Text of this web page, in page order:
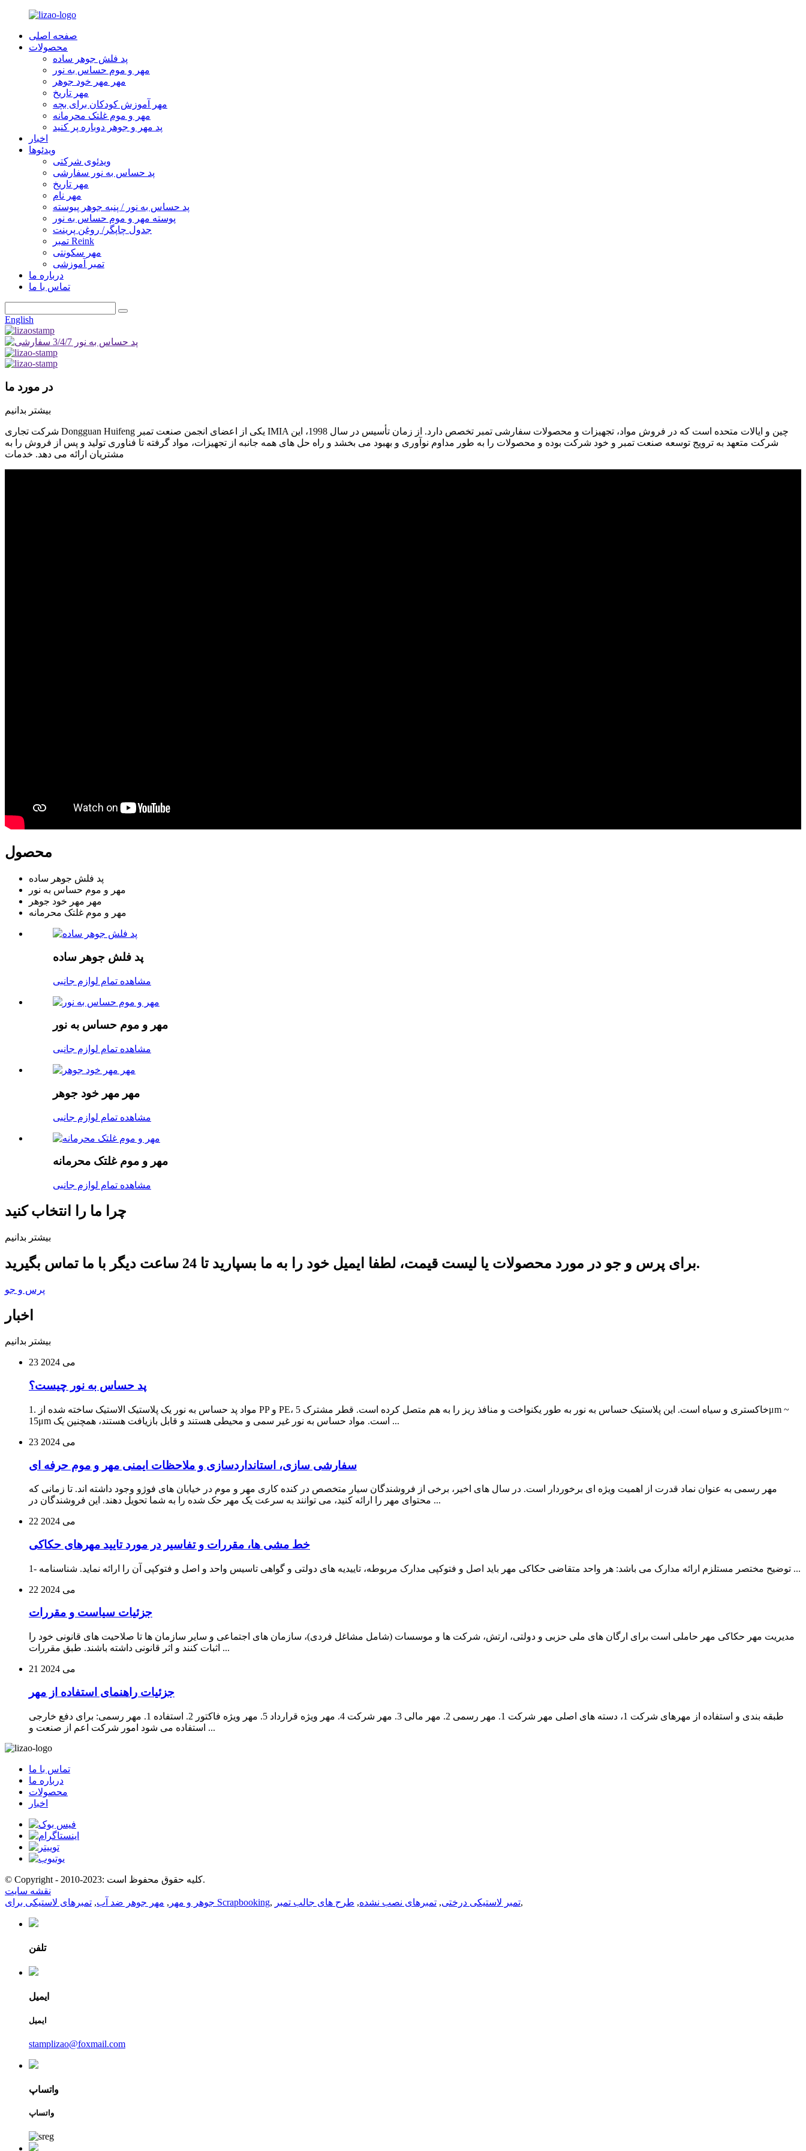
صفحه اصلی
محصولات
پد فلش جوهر ساده
مهر و موم حساس به نور
مهر مهر خود جوهر
مهر تاریخ
مهر آموزش کودکان برای بچه
مهر و موم غلتک محرمانه
پد مهر و جوهر دوباره پر کنید
اخبار
ویدئوها
ویدئوی شرکتی
پد حساس به نور سفارشی
مهر تاریخ
مهر نام
پد حساس به نور / پنبه جوهر پیوسته
پوسته مهر و موم حساس به نور
جدول چاپگر/ روغن پرینت
تمبر Reink
مهر سکونتی
تمبر آموزشی
درباره ما
تماس با ما
English
در مورد ما
بیشتر بدانیم
شرکت تجاری Dongguan Huifeng یکی از اعضای انجمن صنعت تمبر IMIA چین و ایالات متحده است که در فروش مواد، تجهیزات و محصولات سفارشی تمبر تخصص دارد. از زمان تأسیس در سال 1998، این
شرکت متعهد به ترویج توسعه صنعت تمبر و خود شرکت بوده و محصولات را به طور مداوم نوآوری و بهبود می بخشد و راه حل های همه جانبه از تجهیزات، مواد گرفته تا فناوری تولید و پس از فروش را به
مشتریان ارائه می دهد. خدمات
محصول
پد فلش جوهر ساده
مهر و موم حساس به نور
مهر مهر خود جوهر
مهر و موم غلتک محرمانه
پد فلش جوهر ساده
مشاهده تمام لوازم جانبی
مهر و موم حساس به نور
مشاهده تمام لوازم جانبی
مهر مهر خود جوهر
مشاهده تمام لوازم جانبی
مهر و موم غلتک محرمانه
مشاهده تمام لوازم جانبی
چرا ما را انتخاب کنید
بیشتر بدانیم
برای پرس و جو در مورد محصولات یا لیست قیمت، لطفا ایمیل خود را به ما بسپارید تا 24 ساعت دیگر با ما تماس بگیرید.
پرس و جو
اخبار
بیشتر بدانیم
23 می 2024
پد حساس به نور چیست؟
1. مواد پد حساس به نور یک پلاستیک الاستیک ساخته شده از PP و PE، خاکستری و سیاه است. این پلاستیک حساس به نور به طور یکنواخت و منافذ ریز را به هم متصل کرده است. قطر مشترک 5μm ~
15μm است. مواد حساس به نور غیر سمی و محیطی هستند و قابل بازیافت هستند، همچنین یک ...
23 می 2024
سفارشی سازی، استانداردسازی و ملاحظات ایمنی مهر و موم حرفه ای
مهر رسمی به عنوان نماد قدرت از اهمیت ویژه ای برخوردار است. در سال های اخیر، برخی از فروشندگان سیار متخصص در کنده کاری مهر و موم در خیابان های فوژو وجود داشته اند. تا زمانی که
محتوای مهر را ارائه کنید، می توانند به سرعت یک مهر حک شده را به شما تحویل دهند. این فروشندگان در ...
22 می 2024
خط مشی ها، مقررات و تفاسیر در مورد تایید مهرهای حکاکی
1- توضیح مختصر مستلزم ارائه مدارک می باشد: هر واحد متقاضی حکاکی مهر باید اصل و فتوکپی مدارک مربوطه، تاییدیه های دولتی و گواهی تاسیس واحد و اصل و فتوکپی آن را ارائه نماید. شناسنامه ...
22 می 2024
جزئیات سیاست و مقررات
مدیریت مهر حکاکی مهر حاملی است برای ارگان های ملی حزبی و دولتی، ارتش، شرکت ها و موسسات (شامل مشاغل فردی)، سازمان های اجتماعی و سایر سازمان ها تا صلاحیت های قانونی خود را
اثبات کنند و اثر قانونی داشته باشند. طبق مقررات ...
21 می 2024
جزئیات راهنمای استفاده از مهر
طبقه بندی و استفاده از مهرهای شرکت 1، دسته های اصلی مهر شرکت 1. مهر رسمی 2. مهر مالی 3. مهر شرکت 4. مهر ویژه قرارداد 5. مهر ویژه فاکتور 2. استفاده 1. مهر رسمی: برای دفع خارجی
استفاده می شود امور شرکت اعم از صنعت و ...
تماس با ما
درباره ما
محصولات
اخبار
© Copyright - 2010-2023: کلیه حقوق محفوظ است.
نقشه سایت
جوهر و مهر , مهر جوهر ضد آب, تمبرهای لاستیکی برای Scrapbooking, تمبر لاستیکی درختی, تمبرهای نصب نشده, طرح های جالب تمبر ,
تلفن
ایمیل
ایمیل
stamplizao@foxmail.com
واتساپ
واتساپ